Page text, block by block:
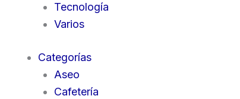
Tecnología
Varios
Categorías
Aseo
Cafetería